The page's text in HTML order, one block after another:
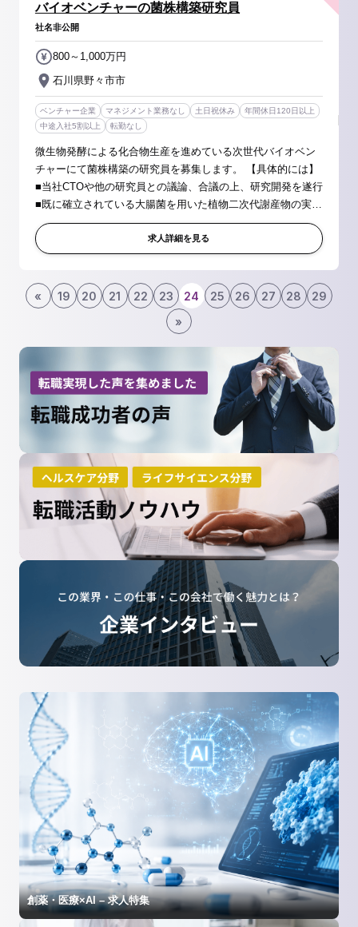
バイオベンチャーの菌株構築研究員
社名非公開
石川県野々市市
800～1,000万円
ベンチャー企業 マネジメント業務なし 土日祝休み
年間休日120日以上
中途入社5割以上
転勤なし
微生物発酵による化合物生産を進めている次世代バイオベン
チャーにて菌株構築の研究員を募集します。 【具体的には】
■当社CTOや他の研究員との議論、合議の上、研究開発を遂行
■既に確立されている大腸菌を用いた植物二次代謝産物の実用
化を目指した研究 ■植物二次代謝産物生産を志向した一次代
謝産物高生産プラ...
求人詳細を見る
« 19 20 21 22 23 24 25 26 27 28
29
»
創薬・医療×AI – 求人特集